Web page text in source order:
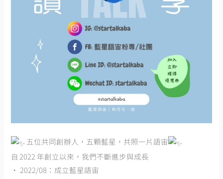
五位共同創辦人，五顆藍星，共照一片語宙
自 2022 年創立以來，我們不斷進步與成長
• 2022/08：成立藍星語宙